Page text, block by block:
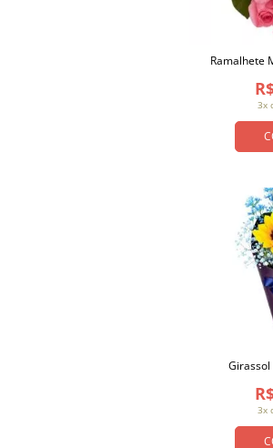
3x
Ramalhete
3x